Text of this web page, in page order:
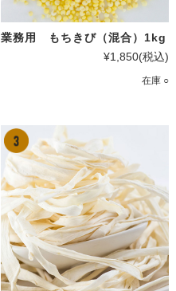
業務用 もちきび（混合）1kg
¥1,850(税込)
在庫 ○